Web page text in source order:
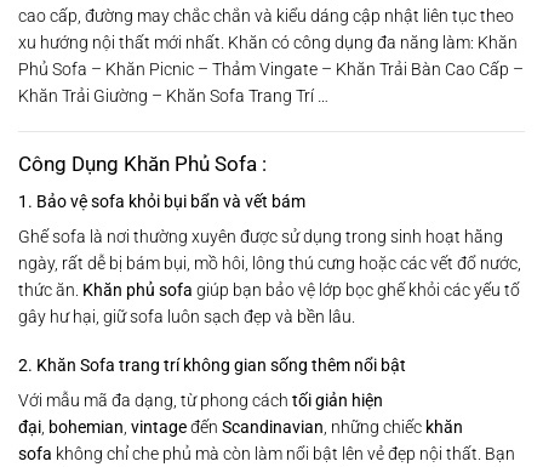
cao cấp, đường may chắc chắn và kiểu dáng cập nhật liên tục theo
xu hướng nội thất mới nhất. Khăn có công dụng đa năng làm: Khăn
Phủ Sofa – Khăn Picnic – Thảm Vingate – Khăn Trải Bàn Cao Cấp –
Khăn Trải Giường – Khăn Sofa Trang Trí …
Công Dụng Khăn Phủ Sofa :
1. Bảo vệ sofa khỏi bụi bẩn và vết bám
Ghế sofa là nơi thường xuyên được sử dụng trong sinh hoạt hằng
ngày, rất dễ bị bám bụi, mồ hôi, lông thú cưng hoặc các vết đổ nước,
thức ăn. Khăn phủ sofa giúp bạn bảo vệ lớp bọc ghế khỏi các yếu tố
gây hư hại, giữ sofa luôn sạch đẹp và bền lâu.
2. Khăn Sofa trang trí không gian sống thêm nổi bật
Với mẫu mã đa dạng, từ phong cách tối giản hiện
đại, bohemian, vintageđến Scandinavian, những chiếc khăn
sofa không chỉ che phủ mà còn làm nổi bật lên vẻ đẹp nội thất. Bạn